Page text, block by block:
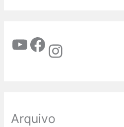
Arquivo